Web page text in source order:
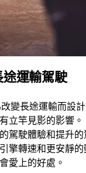
運輸駕駛
變長途運輸而設
立竿見影的影響
駕駛體驗和提升
擎轉速和更安靜
愛上的好處。